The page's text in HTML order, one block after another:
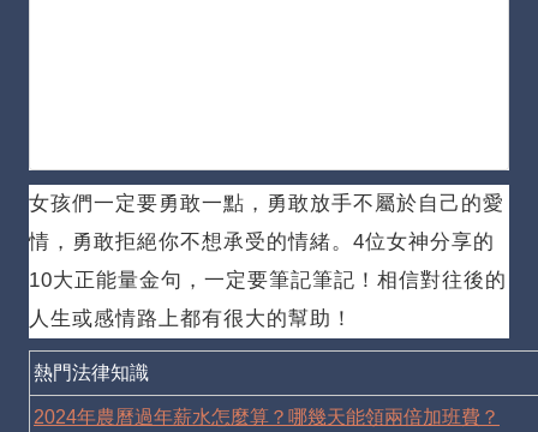
女孩們一定要勇敢一點，勇敢放手不屬於自己的愛
情，勇敢拒絕你不想承受的情緒。 4位女神分享的
10大正能量金句，一定要筆記筆記！ 相信對往後的
人生或感情路上都有很大的幫助！
熱門法律知識
2024年農曆過年薪水怎麼算？哪幾天能領兩倍加班費？